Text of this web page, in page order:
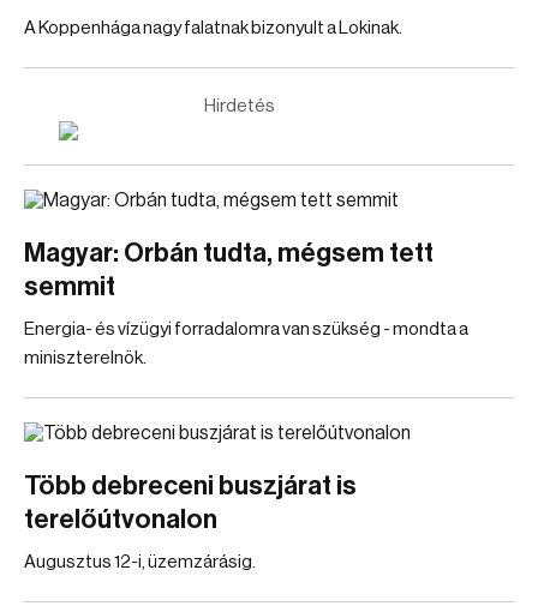
A Koppenhága nagy falatnak bizonyult a Lokinak.
Hirdetés
Magyar: Orbán tudta, mégsem tett
semmit
Energia- és vízügyi forradalomra van szükség - mondta a
miniszterelnök.
Több debreceni buszjárat is
terelőútvonalon
Augusztus 12-i, üzemzárásig.